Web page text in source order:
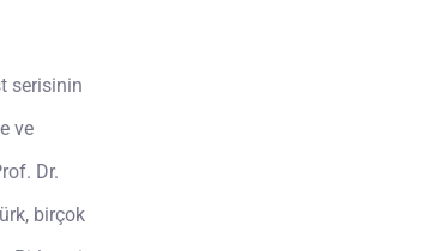
serisinin
ve
Dr.
birçok